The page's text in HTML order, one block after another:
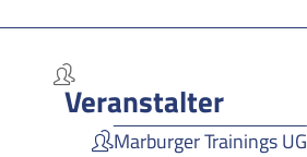
Veranstalter
Marburger Trainings UG